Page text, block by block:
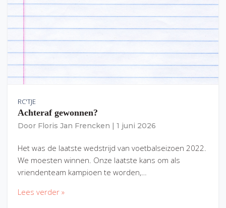
RC'TJE
Achteraf gewonnen?
Door Floris Jan Frencken 1 juni 2026
Het was de laatste wedstrijd van voetbalseizoen 2022.
We moesten winnen. Onze laatste kans om als
vriendenteam kampioen te worden,…
Lees verder »